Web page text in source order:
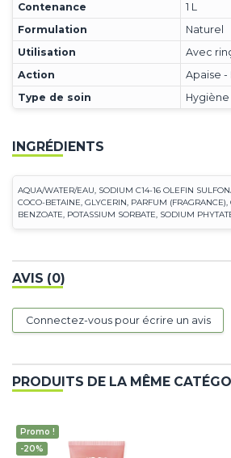
Contenance
1 L
Formulation
Naturel
Utilisation
Avec
Action
Apaise
Type de soin
Hygiène
INGRÉDIENTS
AQUA/WATER/EAU, SODIUM C14-16 OLEFIN
COCO-BETAINE, GLYCERIN, PARFUM
BENZOATE, POTASSIUM SORBATE, SODIUM
AVIS (0)
Connectez-vous pour écrire un avis
PRODUITS DE LA MÊME
Promo !
-20%